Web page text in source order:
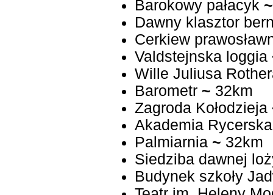
Barokowy pałacyk ~
Dawny klasztor
Cerkiew
Valdstejnska loggia
Wille Juliusa
Barometr ~ 32km
Zagroda Kołodzieja
Akademia Rycerska
Palmiarnia ~ 32km
Siedziba dawnej
Budynek szkoły